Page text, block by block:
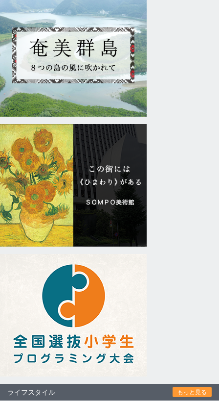
ライフスタイル もっと見る